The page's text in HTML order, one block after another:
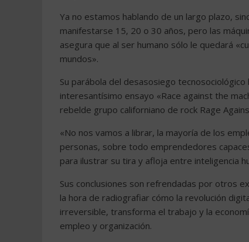
Ya no estamos hablando de un largo plazo,
manifestarse 15, 20 o 30 años, pero las
asegura que al ser humano sólo le quedará
mundos».
Su parábola del desasosiego
interesantísimo ensayo «Race against the
rebelde grupo californiano de rock Rage
«No nos vamos a librar, la mayoría de los
personas, sobre todo emprendedores
para ilustrar su tira y afloja entre inteligencia
Sus conclusiones son refrendadas por otros
la hora de radiografiar cómo la revolución
irreversible, transforma el trabajo y la
empleo y organización.